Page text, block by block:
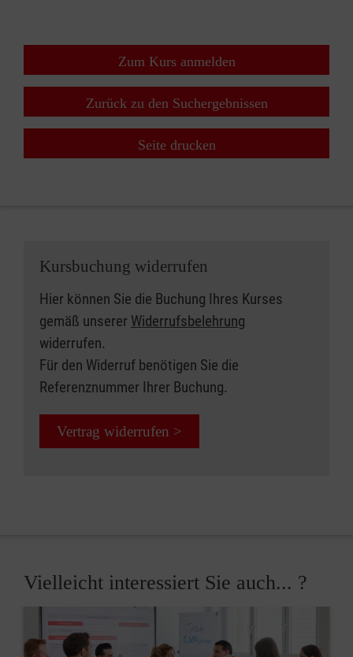
Zum Kurs anmelden
Zurück zu den Suchergebnissen
Seite drucken
Kursbuchung widerrufen
Hier können Sie die Buchung Ihres Kurses
gemäß unserer Widerrufsbelehrung
widerrufen.
Für den Widerruf benötigen Sie die
Referenznummer Ihrer Buchung.
Vertrag widerrufen >
Vielleicht interessiert Sie auch... ?